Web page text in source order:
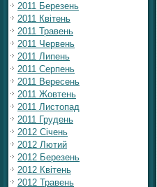
2011 Березень
2011 Квітень
2011 Травень
2011 Червень
2011 Липень
2011 Серпень
2011 Вересень
2011 Жовтень
2011 Листопад
2011 Грудень
2012 Січень
2012 Лютий
2012 Березень
2012 Квітень
2012 Травень